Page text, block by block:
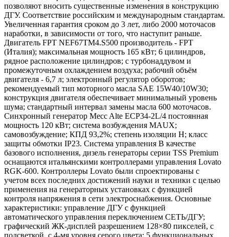
позволяют вносить существенные изменения в конструкцию
ДГУ. Соответствие российским и международным стандартам.
Увеличенная гарантия сроком до 3 лет, либо 2000 моточасов
наработки, в зависимости от того, что наступит раньше.
Двигатель FPT NEF67TM4.S500 производитель - FPT
(Италия); максимальная мощность 165 кВт; 6 цилиндров,
рядное расположение цилиндров; с турбонаддувом и
промежуточным охлаждением воздуха; рабочий объём
двигателя - 6,7 л; электронный регулятор оборотов;
рекомендуемый тип моторного масла SAE 15W40/10W30;
конструкция двигателя обеспечивает минимальный уровень
шума; стандартный интервал замены масла 600 моточасов.
Синхронный генератор Mecc Alte ECP34-2L/4 постоянная
мощность 120 кВт; система возбуждения MAUX;
самовозбуждение; КПД 93,2%; степень изоляции H; класс
защиты обмотки IP23. Система управления В качестве
базового исполнения, дизель генераторы серии TSS Premium
оснащаются итальянскими контроллерами управления Lovato
RGK-600. Контроллеры Lovato были спроектированы с
учетом всех последних достижений науки и техники с целью
применения на генераторных установках с функцией
контроля напряжения в сети электроснабжения. Основные
характеристики: управление ДГУ с функцией
автоматического управления переключением СЕТЬ/ДГУ;
графический ЖК-дисплей разрешением 128×80 пикселей, с
подсветкой, с 4-мя уровня серого цвета; 5 функциональных